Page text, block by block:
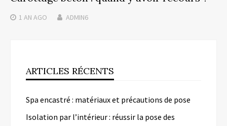
1 AN AGO ADMIN6
ARTICLES RÉCENTS
Spa encastré : matériaux et précautions de pose
Isolation par l’intérieur : réussir la pose des